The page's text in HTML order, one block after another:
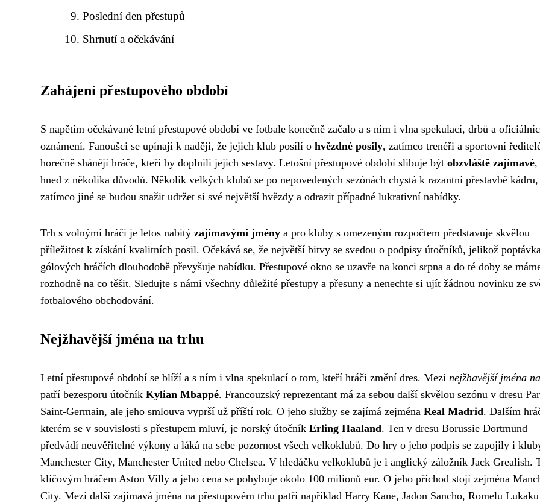
Poslední den přestupů
Shrnutí a očekávání
Zahájení přestupového období
S napětím očekávané letní přestupové období ve fotbale konečně začalo a s ním i vlna spekulací, drbů a
oznámení. Fanoušci se upínají k naději, že jejich klub posílí o hvězdné posily, zatímco trenéři a sportovní
horečně shánějí hráče, kteří by doplnili jejich sestavy. Letošní přestupové období slibuje být obzvláště zajímavé,
hned z několika důvodů. Několik velkých klubů se po nepovedených sezónách chystá k razantní přestavbě kádru,
zatímco jiné se budou snažit udržet si své největší hvězdy a odrazit případné lukrativní nabídky.
Trh s volnými hráči je letos nabitý zajímavými jmény a pro kluby s omezeným rozpočtem představuje skvělou
příležitost k získání kvalitních posil. Očekává se, že největší bitvy se svedou o podpisy útočníků, jelikož
gólových hráčích dlouhodobě převyšuje nabídku. Přestupové okno se uzavře na konci srpna a do té doby se
rozhodně na co těšit. Sledujte s námi všechny důležité přestupy a přesuny a nenechte si ujít žádnou novinku ze
fotbalového obchodování.
Nejžhavější jména na trhu
Letní přestupové období se blíží a s ním i vlna spekulací o tom, kteří hráči změní dres. Mezi nejžhavější jména
patří bezesporu útočník Kylian Mbappé. Francouzský reprezentant má za sebou další skvělou sezónu v dresu
Saint-Germain, ale jeho smlouva vyprší už příští rok. O jeho služby se zajímá zejména Real Madrid. Dalším
kterém se v souvislosti s přestupem mluví, je norský útočník Erling Haaland. Ten v dresu Borussie Dortmund
předvádí neuvěřitelné výkony a láká na sebe pozornost všech velkoklubů. Do hry o jeho podpis se zapojily i
Manchester City, Manchester United nebo Chelsea. V hledáčku velkoklubů je i anglický záložník Jack Grealish.
klíčovým hráčem Aston Villy a jeho cena se pohybuje okolo 100 milionů eur. O jeho příchod stojí zejména
City. Mezi další zajímavá jména na přestupovém trhu patří například Harry Kane, Jadon Sancho, Romelu